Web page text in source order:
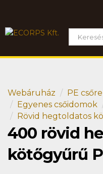
Webáruház
PE
Egyenes csőidomok
Rövid hegtoldatos
400 rövid
kötőgyűrű